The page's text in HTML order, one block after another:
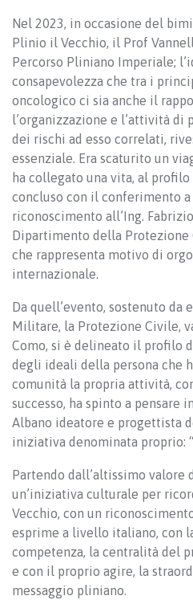
Nel 2023, in occasione del
Plinio il Vecchio, il Prof
Percorso Pliniano Imperiale;
consapevolezza che tra i
oncologico ci sia anche il
l’organizzazione e l’attività di
dei rischi ad esso correlati,
essenziale. Era scaturito un
ha collegato una vita, al
concluso con il conferimento a
riconoscimento all’Ing.
Dipartimento della
che rappresenta motivo di
internazionale.
Da quell’evento, sostenuto da
Militare, la Protezione Civile,
Como, si è delineato il profilo
degli ideali della persona che
comunità la propria attività,
successo, ha spinto a pensare
Albano ideatore e progettista
iniziativa denominata proprio:
Partendo dall’altissimo valore
un’iniziativa culturale per
Vecchio, con un
esprime a livello italiano, con
competenza, la centralità del
e con il proprio agire, la
messaggio pliniano.